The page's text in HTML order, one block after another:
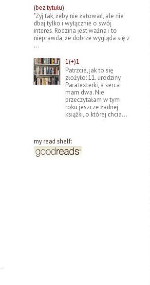
(bez tytułu)
"Żyj tak, żeby nie żałować, ale nie
dbaj tylko i wyłącznie o swój
interes. Rodzina jest ważna i to
nieprawda, że dobrze wygląda się z
...
1(+)1
Patrzcie, jak to się
złożyło: 11. urodziny
Paratexterki, a serca
mam dwa. Nie
przeczytałam w tym
roku jeszcze żadnej
książki, o której chcia...
my read shelf: